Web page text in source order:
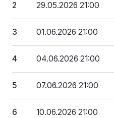
2 29.05.2026 21:00
3 01.06.2026 21:00
4 04.06.2026 21:00
5 07.06.2026 21:00
6 10.06.2026 21:00